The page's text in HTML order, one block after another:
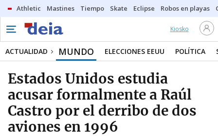
Athletic Mastines Tiempo Skate Eclipse Robos en playas
Kiosko
ACTUALIDAD MUNDO ELECCIONES EEUU POLÍTICA
Estados Unidos estudia
acusar formalmente a Raúl
Castro por el derribo de dos
aviones en 1996